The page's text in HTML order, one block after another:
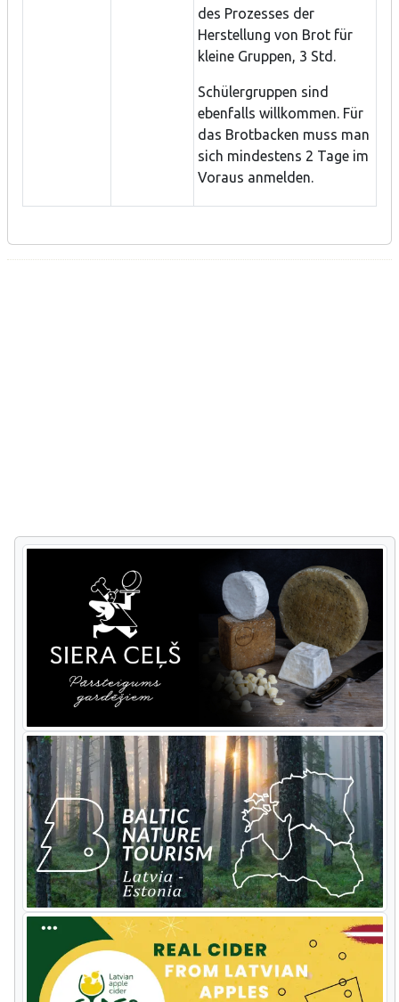
des Prozesses der
Herstellung von Brot für
kleine Gruppen, 3 Std.
Schülergruppen sind
ebenfalls willkommen. Für
das Brotbacken muss man
sich mindestens 2 Tage im
Voraus anmelden.